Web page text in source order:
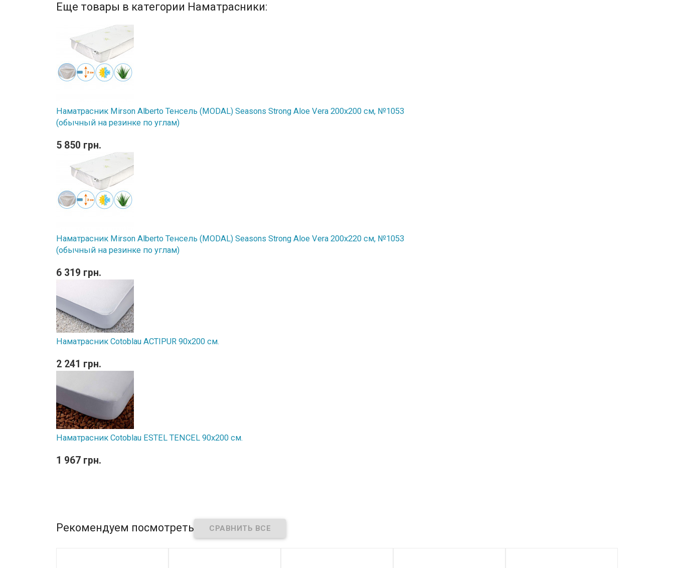
Еще товары в категории Наматрасники:
Наматрасник Mirson Alberto Тенсель (MODAL) Seasons Strong Aloe Vera 200x200 см, №1053
(обычный на резинке по углам)
5 850 грн.
Наматрасник Mirson Alberto Тенсель (MODAL) Seasons Strong Aloe Vera 200x220 см, №1053
(обычный на резинке по углам)
6 319 грн.
Наматрасник Cotoblau ACTIPUR 90х200 см.
2 241 грн.
Наматрасник Cotoblau ESTEL TENCEL 90х200 см.
1 967 грн.
Рекомендуем посмотреть